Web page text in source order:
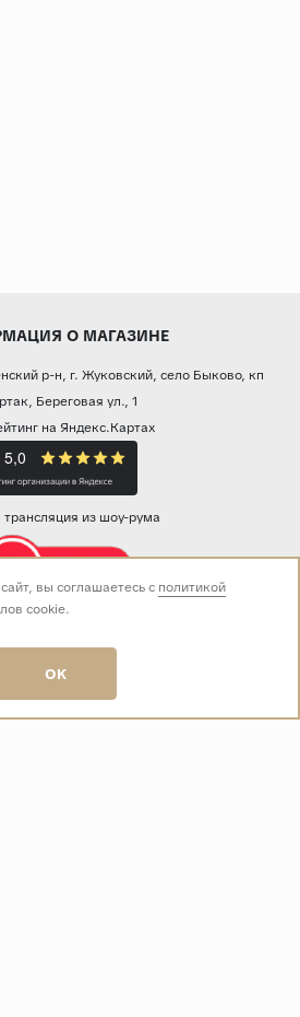
О МАГАЗИНЕ
р-н, г. Жуковский, село Быково, кп
Береговая ул., 1
на Яндекс.Картах
из шоу-рума
Звоните нам:
пн-вс 10:00 - 19:00
info@baza-plitki.ru
вы соглашаетесь с политикой
cookie.
OK